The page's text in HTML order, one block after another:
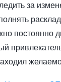
за
постоянно